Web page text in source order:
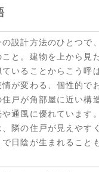
設計方法のひとつで
と。建物を上から見
いることからこう呼
が変わる、個性的で
戸が角部屋に近い構
通風に優れています
隣の住戸が見えやす
日陰が生まれること